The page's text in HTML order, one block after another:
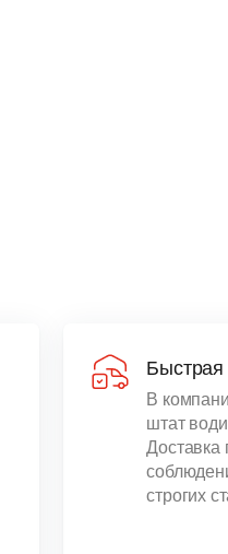
Быстрая
В
штат
Доставка
строгих